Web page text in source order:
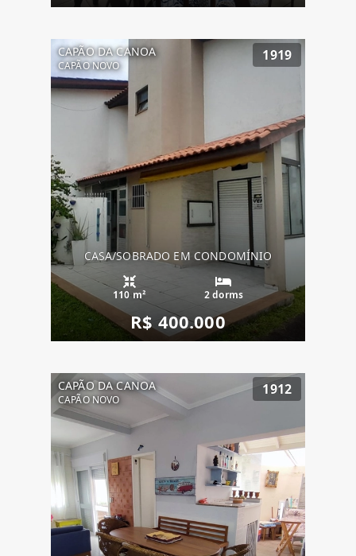
CAPÃO DA CANOA
CAPÃO NOVO
1919
CASA/SOBRADO EM CONDOMÍNIO
110 m² 2 dorms
R$ 400.000
CAPÃO DA CANOA
CAPÃO NOVO
1912